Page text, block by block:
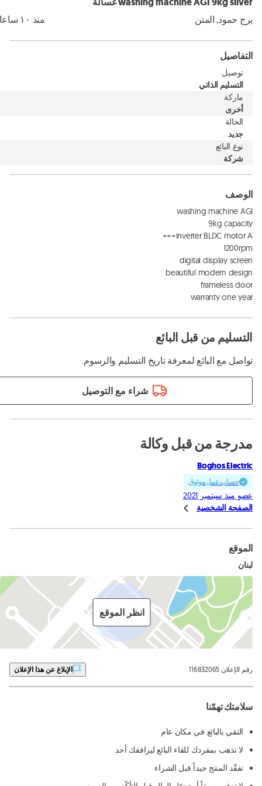
برج حمود, المتن منذ ١۰ ساعات
التفاصيل
توصيل
التسليم الذاتي
ماركة
أخرى
الحالة
جديد
نوع البائع
شركة
الوصف
washing machine AGI
9kg capacity
digital display screen
warranty one year
التسليم من قبل البائع
تواصل مع البائع لمعرفة تاريخ التسليم والرسوم.
شراء مع التوصيل
مدرجة من قبل وكالة
Boghos Electric
حساب عمل موثوق
عضو منذ سبتمبر 2021
الصفحة الشخصية
الموقع
لبنان
انظر الموقع
رقم الإعلان 116832065 الإبلاغ عن هذا الإعلان
سلامتك تهمّنا
التقي بالبائع في مكان عام
لا تذهب بمفردك للقاء البائع ليرافقك أحد
تفقّد المنتج جيداً قبل الشراء